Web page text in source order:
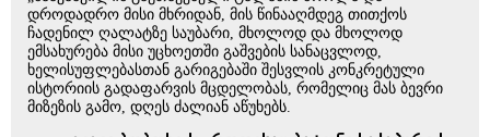
დროდადრო მისი მხრიდან, მის წინააღმდეგ თითქოს
ჩადენილ ღალატზე საუბარი, მხოლოდ და მხოლოდ
ემსახურება მისი უცხოეთში გაშვების სანაცვლოდ,
ხელისუფლებასთან გარიგებაში შესვლის კონკრეტული
ისტორიის გადაფარვის მცდელობას, რომელიც მას ბევრი
მიზეზის გამო, დღეს ძალიან აწუხებს.